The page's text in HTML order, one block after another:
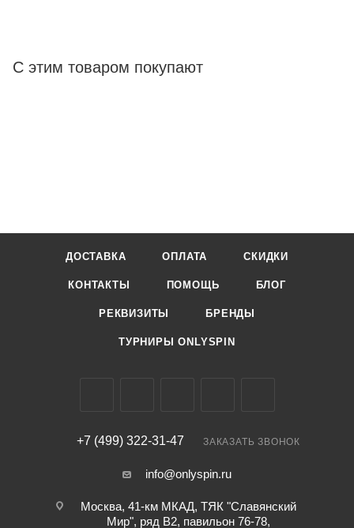
С этим товаром покупают
ДОСТАВКА ОПЛАТА СКИДКИ
КОНТАКТЫ ПОМОЩЬ БЛОГ
РЕКВИЗИТЫ БРЕНДЫ
ТУРНИРЫ ONLYSPIN
+7 (499) 322-31-47 ЗАКАЗАТЬ ЗВОНОК
info@onlyspin.ru
Москва, 41-км МКАД, ТЯК "Славянский
Мир", ряд В2, павильон 76-78,